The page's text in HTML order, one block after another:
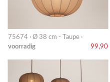
75674 · Ø 38 cm - Taupe ·
voorradig
99,90